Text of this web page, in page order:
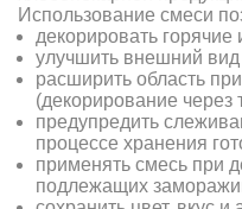
Использование смеси
декорировать
улучшить внешний
расширить область
(декорирование через
предупредить
процессе хранения
применять смесь при
подлежащих